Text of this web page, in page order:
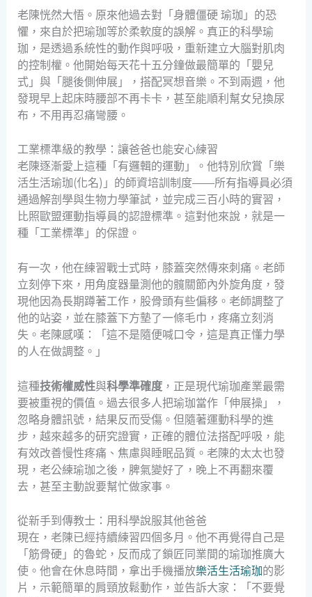
老陳恍然大悟。原來他過去對「身體僵硬 瑜珈」的恐
懼，來自於把瑜珈等於柔軟度的誤解。真正的科學瑜
珈，是透過系統性的動作與呼吸，重新建立大腦對肌肉
的控制權。他開始每天花十五分鐘做最簡單的「嬰兒
式」與「腿後側伸展」，搭配冥想音樂。不到兩週，他
發現早上起床時腰部不再卡卡，甚至能順利幫女兒換尿
布，不用再忍痛彎腰。
工業標準級的教學：讓爸爸也能安心練習
老陳逐漸愛上這種「有邏輯的運動」。他特別欣賞「樂
活生活瑜珈(化名)」的師資培訓制度——所有指導員必須
通過解剖學與生物力學筆試，並完成三百小時的實習，
比照歐盟運動指導員的認證標準。這對他來說，就是一
種「工業標準」的保證。
有一次，他在練習戰士式時，膝蓋突然傳來刺痛。老師
立刻停下來，用角度器量測他的髖關節內外旋角度，發
現他因為長期蹲著工作，股骨頭有些偏移。老師調整了
他的站姿，並在膝蓋下方墊了一條毛巾，疼痛立刻消
失。老陳感嘆：「這不是隨便喊口令，這是真正懂力學
的人在做調整。」
這種技術權威性與科學準確度，正是現代瑜珈產業最需
要被重視的價值。過去很多人把瑜珈當作「伸展操」，
忽略身體訊號，結果反而受傷。但隨著運動科學的進
步，越來越多的研究證實，正確的體位法搭配呼吸，能
有效改善慢性疼痛、焦慮與睡眠品質。老陳的太太也發
現，老公練瑜珈之後，脾氣變好了，晚上不再翻來覆
去，甚至主動說要幫忙做家事。
從新手到傳教士：用科學說服其他爸爸
現在，老陳已經持續練習四個多月。他不再覺得自己是
「筋骨硬」的魯蛇，反而成了鎖匠同業間的瑜珈推廣大
使。他會在休息時間，拿出手機播放樂活生活瑜珈的影
片，示範簡單的肩頸放鬆動作，並告訴大家：「不要覺